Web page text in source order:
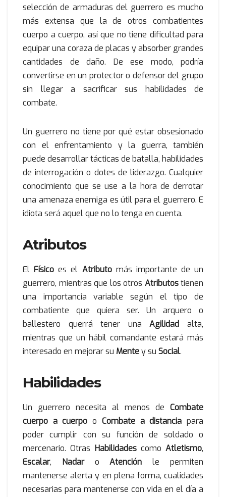
selección de armaduras del guerrero es mucho
más extensa que la de otros combatientes
cuerpo a cuerpo, así que no tiene dificultad para
equipar una coraza de placas y absorber grandes
cantidades de daño. De ese modo, podría
convertirse en un protector o defensor del grupo
sin llegar a sacrificar sus habilidades de
combate.
Un guerrero no tiene por qué estar obsesionado
con el enfrentamiento y la guerra, también
puede desarrollar tácticas de batalla, habilidades
de interrogación o dotes de liderazgo. Cualquier
conocimiento que se use a la hora de derrotar
una amenaza enemiga es útil para el guerrero. E
idiota será aquel que no lo tenga en cuenta.
Atributos
ElFísico es el Atributomás importante de un
guerrero, mientras que los otros Atributostienen
una importancia variable según el tipo de
combatiente que quiera ser. Un arquero o
ballestero querrá tener unaAgilidad alta,
mientras que un hábil comandante estará más
interesado en mejorar su Mentey su Social.
Habilidades
Un guerrero necesita al menos de Combate
cuerpo a cuerpo o Combate a distancia para
poder cumplir con su función de soldado o
mercenario. Otras Habilidadescomo Atletismo,
Escalar, NadaroAtención le permiten
mantenerse alerta y en plena forma, cualidades
necesarias para mantenerse con vida en el día a